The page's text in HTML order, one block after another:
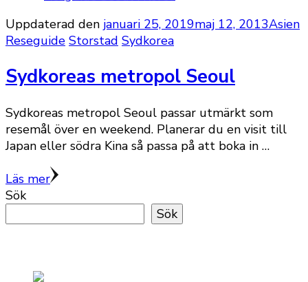
Uppdaterad den januari 25, 2019maj 12, 2013Asien
Reseguide Storstad Sydkorea
Sydkoreas metropol Seoul
Sydkoreas metropol Seoul passar utmärkt som
resemål över en weekend. Planerar du en visit till
Japan eller södra Kina så passa på att boka in …
Läs mer
Sök
Sök